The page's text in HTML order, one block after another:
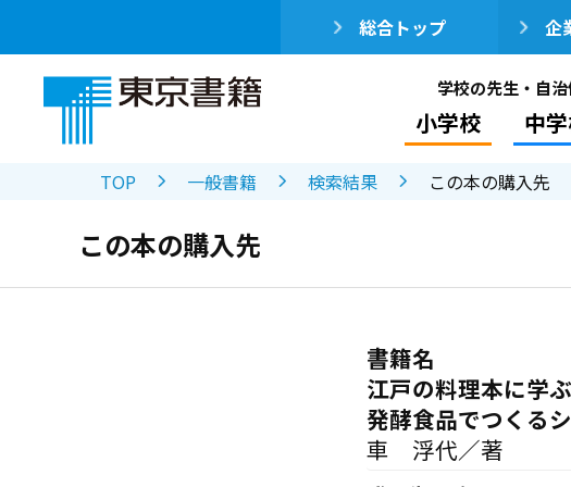
総合トップ 企
学校の先生・自
小学校 中
TOP 一般書籍 検索結果 この本の購入先
この本の購入先
書籍名
江戸の料理本に学ぶ
発酵食品でつくる
車 浮代／著